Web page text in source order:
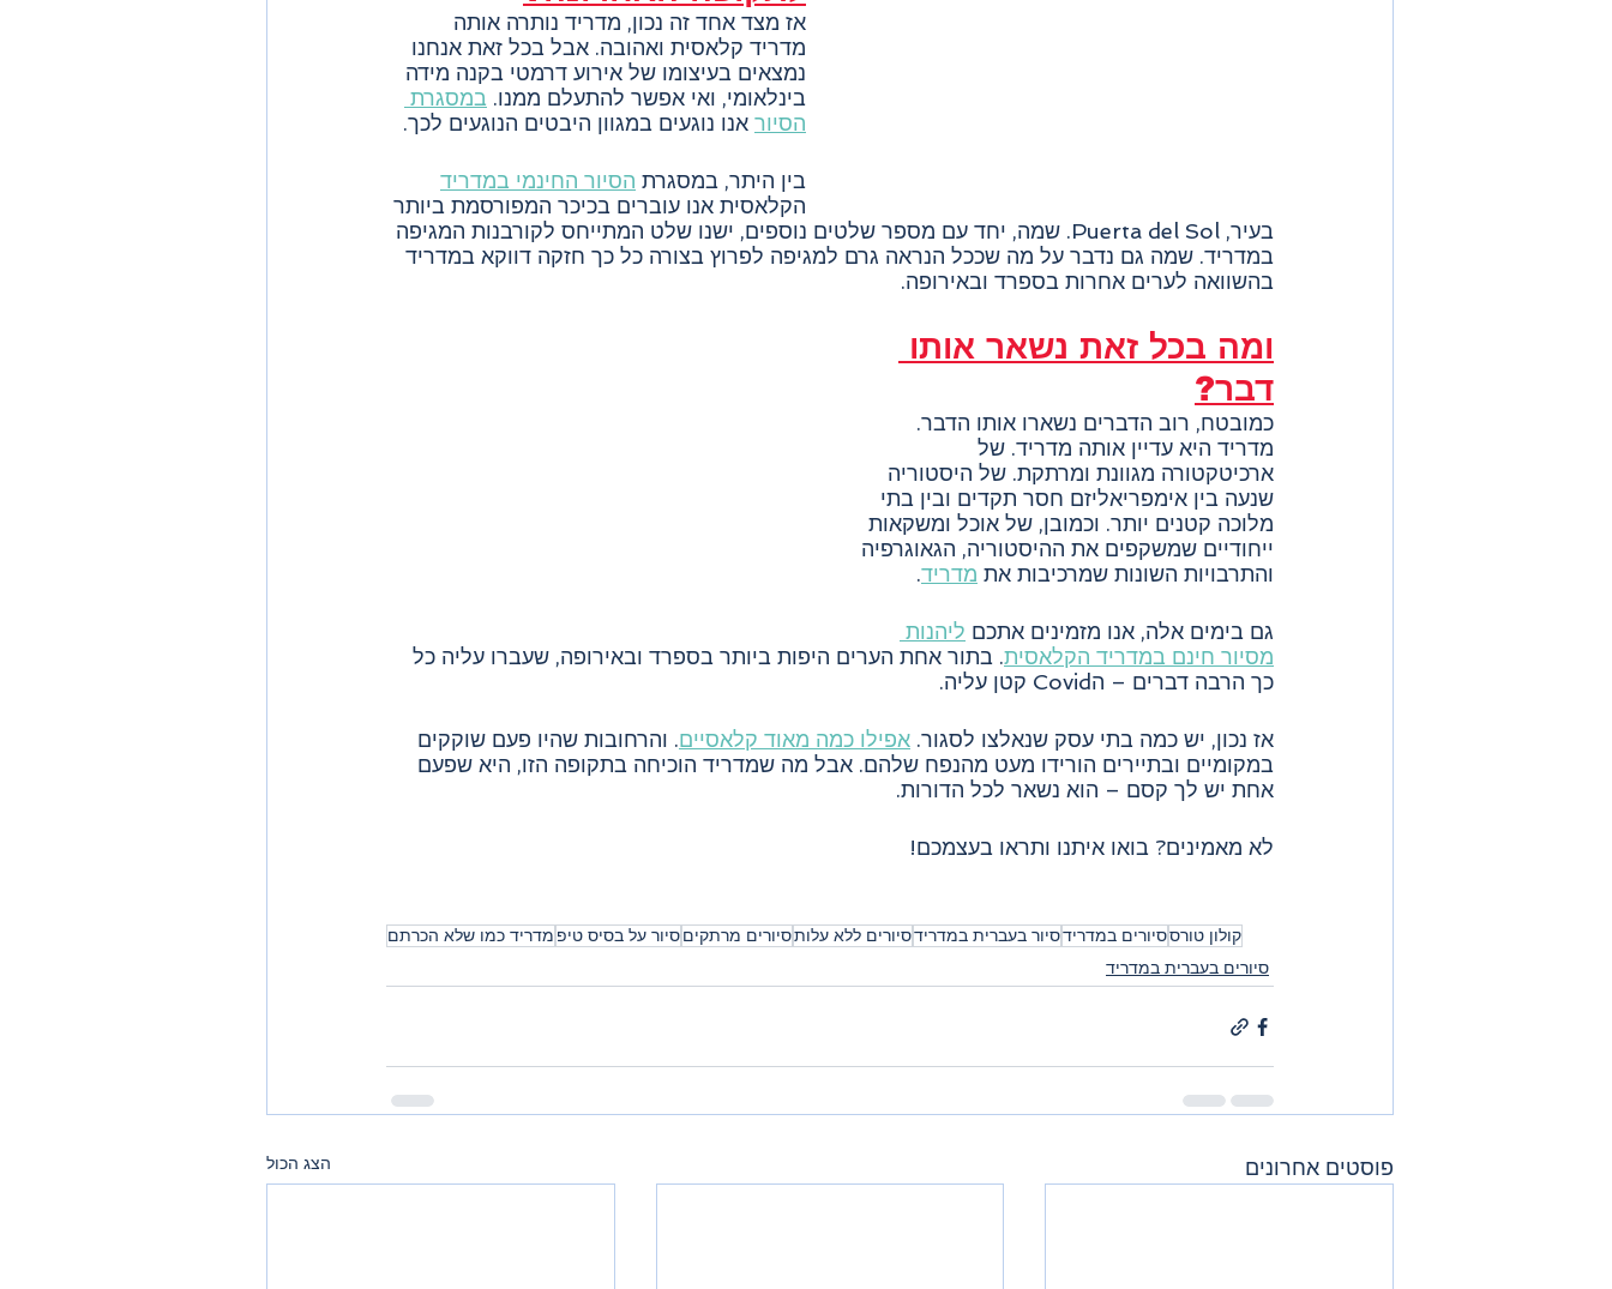
אז מצד אחד זה נכון, מדריד נותרה אותה
מדריד קלאסית ואהובה. אבל בכל זאת אנחנו
נמצאים בעיצומו של אירוע דרמטי בקנה מידה
בינלאומי, ואי אפשר להתעלם ממנו. במסגרת
הסיור אנו נוגעים במגוון היבטים הנוגעים לכך.
בין היתר, במסגרת הסיור החינמי במדריד
הקלאסית אנו עוברים בכיכר המפורסמת ביותר
בעיר, Puerta del Sol. שמה, יחד עם מספר שלטים נוספים, ישנו שלט המתייחס לקורבנות המגיפה
במדריד. שמה גם נדבר על מה שככל הנראה גרם למגיפה לפרוץ בצורה כל כך חזקה דווקא במדריד
בהשוואה לערים אחרות בספרד ובאירופה.
ומה בכל זאת נשאר אותו
דבר?
כמובטח, רוב הדברים נשארו אותו הדבר.
מדריד היא עדיין אותה מדריד. של
ארכיטקטורה מגוונת ומרתקת. של היסטוריה
שנעה בין אימפריאליזם חסר תקדים ובין בתי
מלוכה קטנים יותר. וכמובן, של אוכל ומשקאות
ייחודיים שמשקפים את ההיסטוריה, הגאוגרפיה
והתרבויות השונות שמרכיבות את מדריד.
גם בימים אלה, אנו מזמינים אתכם ליהנות
מסיור חינם במדריד הקלאסית. בתור אחת הערים היפות ביותר בספרד ובאירופה, שעברו עליה כל
כך הרבה דברים – הCovid קטן עליה.
אז נכון, יש כמה בתי עסק שנאלצו לסגור. אפילו כמה מאוד קלאסיים. והרחובות שהיו פעם שוקקים
במקומיים ובתיירים הורידו מעט מהנפח שלהם. אבל מה שמדריד הוכיחה בתקופה הזו, היא שפעם
אחת יש לך קסם – הוא נשאר לכל הדורות.
לא מאמינים? בואו איתנו ותראו בעצמכם!
קולון טורססיורים במדרידסיור בעברית במדרידסיורים ללא עלותסיורים מרתקיםסיור על בסיס טיפ מדריד כמו שלא הכרתם
סיורים בעברית במדריד
פוסטים אחרונים הצג הכול